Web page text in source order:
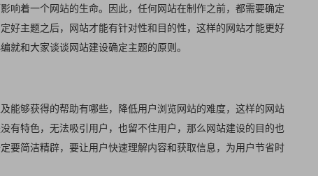
响着一个网站的生命。因此，任何网站在制作之前，都需要确定
好主题之后，网站才能有针对性和目的性，这样的网站才能更好
就和大家谈谈网站建设确定主题的原则。
能够获得的帮助有哪些，降低用户浏览网站的难度，这样的网站
有特色，无法吸引用户，也留不住用户，那么网站建设的目的也
要简洁精辟，要让用户快速理解内容和获取信息，为用户节省时